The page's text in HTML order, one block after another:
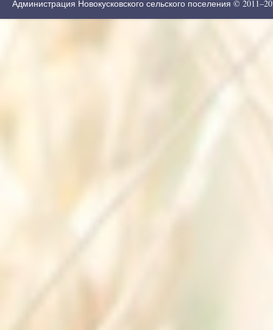
Администрация Новокусковского сельского поселения ©